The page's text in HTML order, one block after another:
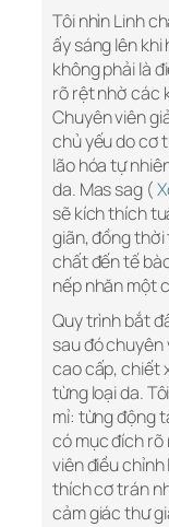
Tôi nhìn Linh
ấy sáng lên
không phải là
rõ rệt nhờ các
Chuyên viên
chủ yếu do cơ
lão hóa tự
da. Mas sag (
sẽ kích thích
giãn, đồng
chất đến tế
nếp nhăn một
Quy trình bắt
sau đó chuyên
cao cấp, chiết
từng loại da.
mỉ: từng động
có mục đích rõ
viên điều
thích cơ trán
cảm giác thư